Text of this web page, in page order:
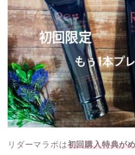
リダーマラボは初回購入特典が